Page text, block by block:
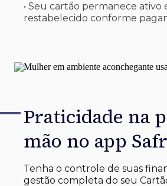
• Seu cartão permanece ativo
restabelecido conforme
Praticidade na
mão no app
Tenha o controle de suas
gestão completa do seu